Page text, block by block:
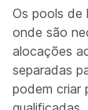
Os pools de
onde são
alocações
separadas
podem criar